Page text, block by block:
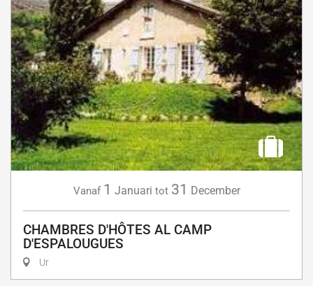
Vanaf 1 Januari tot 31 December
CHAMBRES D'HÔTES AL CAMP
D'ESPALOUGUES
Ur